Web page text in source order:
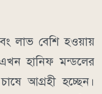
লাভ বেশি হওয়ায়
হানিফ মন্ডলের
আগ্রহী হচ্ছেন।